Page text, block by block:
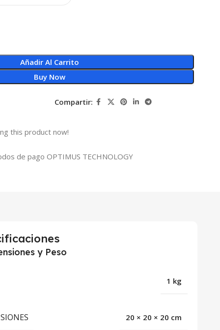
Añadir Al Carrito
Buy Now
Compartir:
this product now!
y Peso
1 kg
20 × 20 × 20 cm